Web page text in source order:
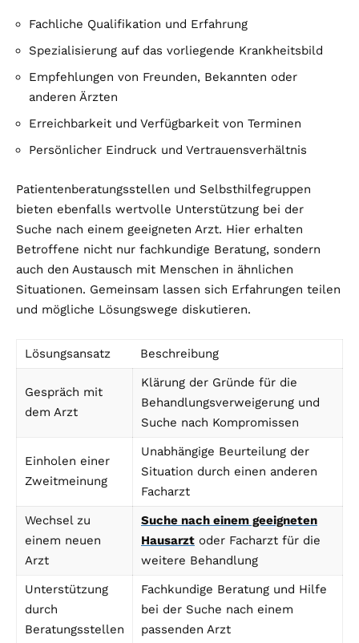
Fachliche Qualifikation und Erfahrung
Spezialisierung auf das vorliegende Krankheitsbild
Empfehlungen von Freunden, Bekannten oder
anderen Ärzten
Erreichbarkeit und Verfügbarkeit von Terminen
Persönlicher Eindruck und Vertrauensverhältnis
Patientenberatungsstellen und Selbsthilfegruppen
bieten ebenfalls wertvolle Unterstützung bei der
Suche nach einem geeigneten Arzt. Hier erhalten
Betroffene nicht nur fachkundige Beratung, sondern
auch den Austausch mit Menschen in ähnlichen
Situationen. Gemeinsam lassen sich Erfahrungen teilen
und mögliche Lösungswege diskutieren.
Lösungsansatz Beschreibung
Gespräch mit
dem Arzt
Klärung der Gründe für die
Behandlungsverweigerung und
Suche nach Kompromissen
Einholen einer
Zweitmeinung
Unabhängige Beurteilung der
Situation durch einen anderen
Facharzt
Wechsel zu
einem neuen
Arzt
Suche nach einem geeigneten
Hausarzt oder Facharzt für die
weitere Behandlung
Unterstützung
durch
Beratungsstellen
Fachkundige Beratung und Hilfe
bei der Suche nach einem
passenden Arzt